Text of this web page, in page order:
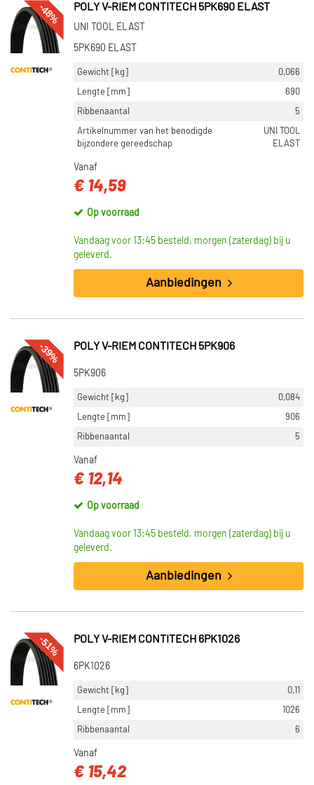
-48% POLY V-RIEM CONTITECH 5PK690 ELAST
UNI TOOL ELAST
5PK690 ELAST
Gewicht [kg]
0,066
Lengte [mm]
690
Ribbenaantal
5
Artikelnummer van het benodigde
bijzondere gereedschap
UNI TOOL
ELAST
Vanaf
€ 14,59
Op voorraad
Vandaag voor 13:45 besteld, morgen (zaterdag) bij u
geleverd.
Aanbiedingen
-39% POLY V-RIEM CONTITECH 5PK906
5PK906
Gewicht [kg]
0,084
Lengte [mm]
906
Ribbenaantal
5
Vanaf
€ 12,14
Op voorraad
Vandaag voor 13:45 besteld, morgen (zaterdag) bij u
geleverd.
Aanbiedingen
-51% POLY V-RIEM CONTITECH 6PK1026
6PK1026
Gewicht [kg]
0,11
Lengte [mm]
1026
Ribbenaantal
6
Vanaf
€ 15,42